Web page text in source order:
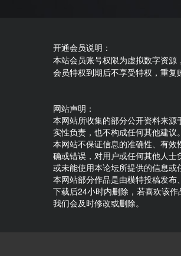
开通会员说明：
本站会员账号权限为虚拟数字资
会员特权到期后不享受特权，重
网站声明：
本网站所收集的部分公开资料来
实性负责，也不构成任何其他建议。
本网站不保证信息的准确性、有
确或错误，对用户或任何其他人
或未能使用本论坛所提供的信息
本网站部分作品是由模特投稿发
下载后24小时内删除，若喜欢该
我们会及时修改或删除。